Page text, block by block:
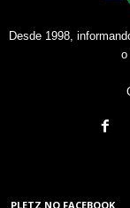
Desde 1998,
o
PLETZ NO FACEBOOK